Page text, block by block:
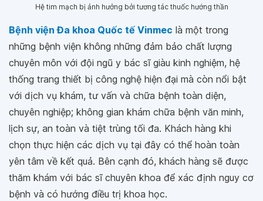
Hệ tim mạch bị ảnh hưởng bởi tương tác thuốc hướng thần
Bệnh viện Đa khoa Quốc tế Vinmec là một trong
những bệnh viện không những đảm bảo chất lượng
chuyên môn với đội ngũ y bác sĩ giàu kinh nghiệm, hệ
thống trang thiết bị công nghệ hiện đại mà còn nổi bật
với dịch vụ khám, tư vấn và chữa bệnh toàn diện,
chuyên nghiệp; không gian khám chữa bệnh văn minh,
lịch sự, an toàn và tiệt trùng tối đa. Khách hàng khi
chọn thực hiện các dịch vụ tại đây có thể hoàn toàn
yên tâm về kết quả. Bên cạnh đó, khách hàng sẽ được
thăm khám với bác sĩ chuyên khoa để xác định nguy cơ
bệnh và có hướng điều trị khoa học.